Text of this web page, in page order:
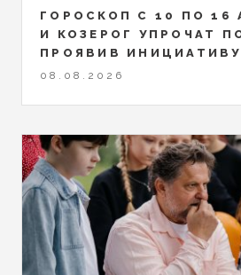
ГОРОСКОП С 10 ПО 16
И КОЗЕРОГ УПРОЧАТ
ПРОЯВИВ ИНИЦИАТИВУ
08.08.2026